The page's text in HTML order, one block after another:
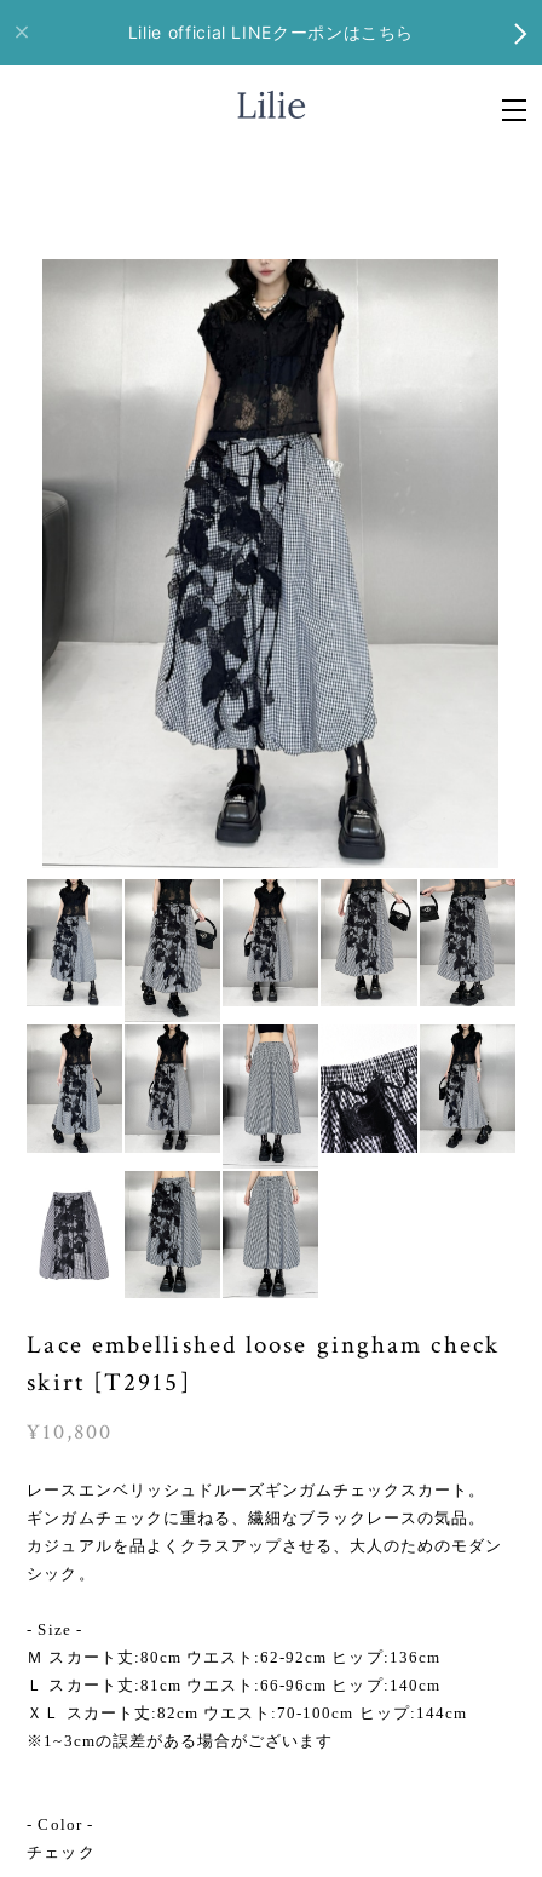
Lilie official LINEクーポンはこちら
Lace embellished loose gingham check
skirt [T2915]
¥10,800
レースエンベリッシュドルーズギンガムチェックスカート。
ギンガムチェックに重ねる、繊細なブラックレースの気品。
カジュアルを品よくクラスアップさせる、大人のためのモダン
シック。
- Size -
Ｍ スカート丈:80cm ウエスト:62-92cm ヒップ:136cm
Ｌ スカート丈:81cm ウエスト:66-96cm ヒップ:140cm
ＸＬ スカート丈:82cm ウエスト:70-100cm ヒップ:144cm
※1~3cmの誤差がある場合がございます
- Color -
チェック